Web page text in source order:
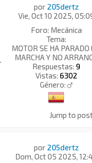
por 205dertz
Vie, Oct 10 2025,
Foro: Mecánica
Tema:
MOTOR SE HA PARADO
MARCHA Y NO
Respuestas: 9
Vistas: 6302
Género:
Jump to
por 205dertz
Dom, Oct 05 2025,